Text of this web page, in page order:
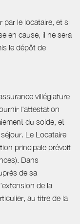
par le locataire, et si
en cause, il ne sera
le dépôt de
villégiature
l'attestation
du solde, et
Le Locataire
principale prévoit
Dans
de sa
de la
au titre de la